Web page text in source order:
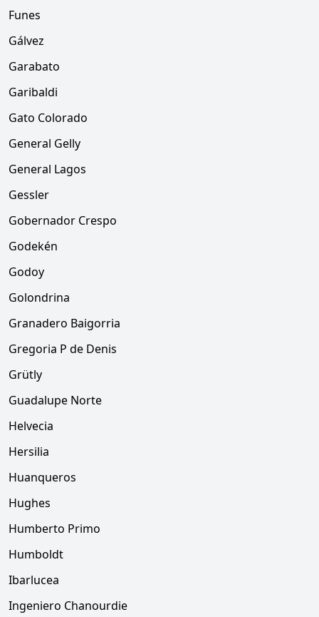
Funes
Gálvez
Garabato
Garibaldi
Gato Colorado
General Gelly
General Lagos
Gessler
Gobernador Crespo
Godekén
Godoy
Golondrina
Granadero Baigorria
Gregoria P de Denis
Grütly
Guadalupe Norte
Helvecia
Hersilia
Huanqueros
Hughes
Humberto Primo
Humboldt
Ibarlucea
Ingeniero Chanourdie